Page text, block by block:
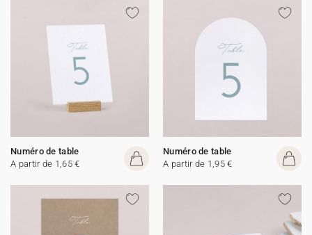
Numéro de table
A partir de 1,65 €
Numéro de table
A partir de 1,95 €